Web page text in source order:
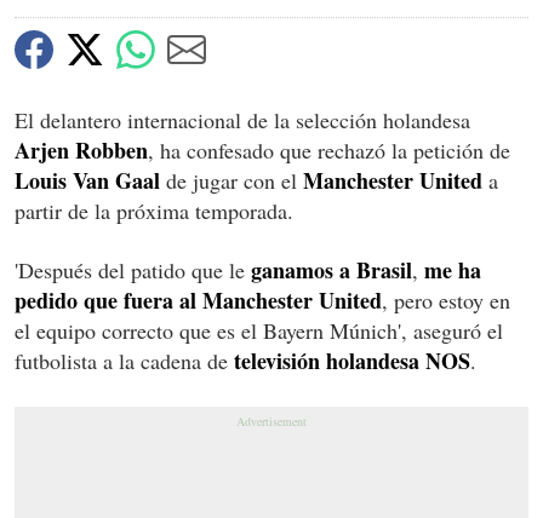
El delantero internacional de la selección holandesa
Arjen Robben, ha confesado que rechazó la petición de
Louis Van Gaal de jugar con el Manchester United a
partir de la próxima temporada.
'Después del patido que le ganamos a Brasil, me ha
pedido que fuera al Manchester United, pero estoy en
el equipo correcto que es el Bayern Múnich', aseguró el
futbolista a la cadena de televisión holandesa NOS.